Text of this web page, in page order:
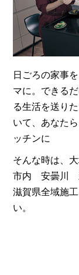
日ごろの家事
マに。できる
る生活を送り
いて、あなた
ッチンに
そんな時は、
市内 安曇川
滋賀県全域施
い。